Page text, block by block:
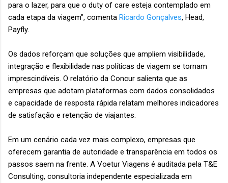
para o lazer, para que o duty of care esteja contemplado em
cada etapa da viagem”, comenta Ricardo Gonçalves, Head,
Payfly.
Os dados reforçam que soluções que ampliem visibilidade,
integração e flexibilidade nas políticas de viagem se tornam
imprescindíveis. O relatório da Concur salienta que as
empresas que adotam plataformas com dados consolidados
e capacidade de resposta rápida relatam melhores indicadores
de satisfação e retenção de viajantes.
Em um cenário cada vez mais complexo, empresas que
oferecem garantia de autoridade e transparência em todos os
passos saem na frente. A Voetur Viagens é auditada pela T&E
Consulting, consultoria independente especializada em